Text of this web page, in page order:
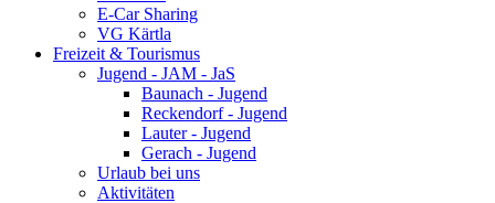
E-Car Sharing
VG Kärtla
Freizeit & Tourismus
Jugend - JAM - JaS
Baunach - Jugend
Reckendorf - Jugend
Lauter - Jugend
Gerach - Jugend
Urlaub bei uns
Aktivitäten